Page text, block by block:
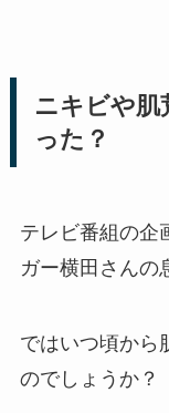
ニキビや肌
った？
テレビ番組の企
ガー横田さんの
ではいつ頃から
のでしょうか？